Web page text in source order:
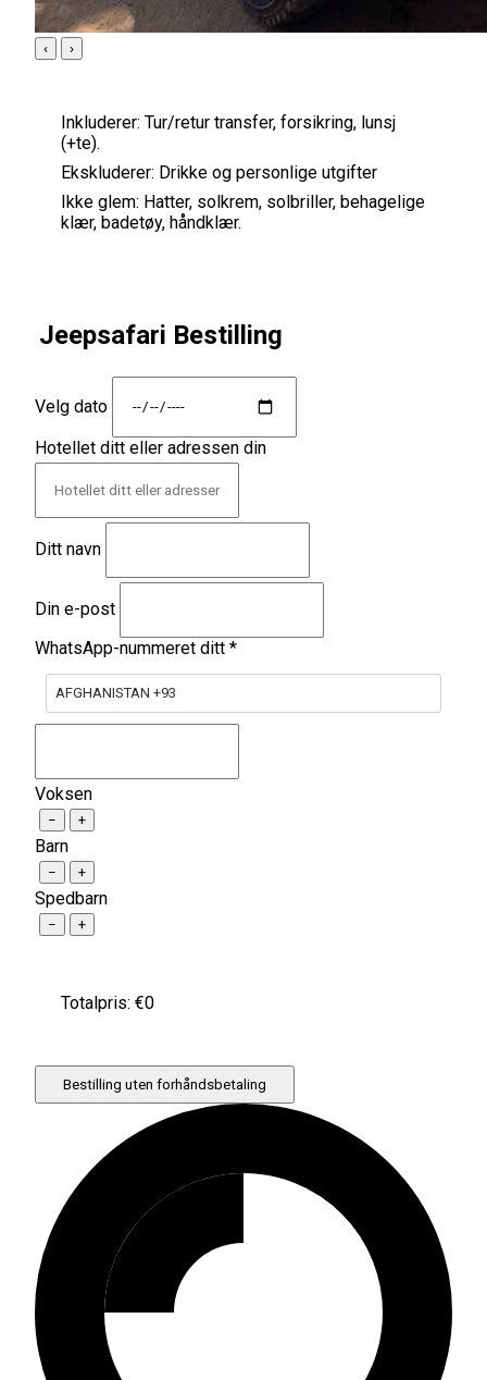
‹ ›
Inkluderer: Tur/retur transfer, forsikring, lunsj
(+te).
Ekskluderer: Drikke og personlige utgifter
Ikke glem: Hatter, solkrem, solbriller, behagelige
klær, badetøy, håndklær.
Jeepsafari Bestilling
Velg dato
Hotellet ditt eller adressen din
Ditt navn
Din e-post
WhatsApp-nummeret ditt *
AFGHANISTAN +93
Voksen
− +
Barn
− +
Spedbarn
− +
Totalpris: €0
Bestilling uten forhåndsbetaling